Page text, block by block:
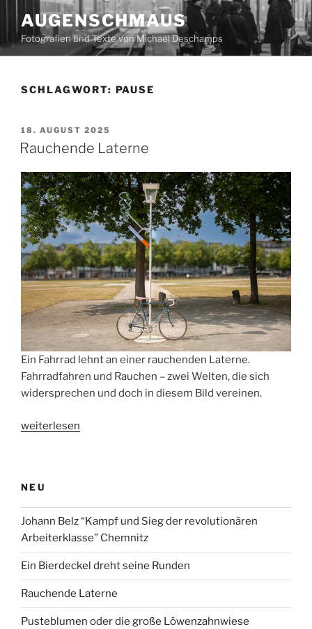
Zum
Inhalt
springen
AUGENSCHMAUS
Fotografien und Texte von Michael Deschamps
SCHLAGWORT: PAUSE
VERÖFFENTLICHT
AM
18. AUGUST 2025
Rauchende Laterne
Ein Fahrrad lehnt an einer rauchenden Laterne.
Fahrradfahren und Rauchen – zwei Welten, die sich
widersprechen und doch in diesem Bild vereinen.
„Rauchende
weiterlesen
NEU
Johann Belz “Kampf und Sieg der revolutionären
Arbeiterklasse” Chemnitz
Ein Bierdeckel dreht seine Runden
Rauchende Laterne
Pusteblumen oder die große Löwenzahnwiese